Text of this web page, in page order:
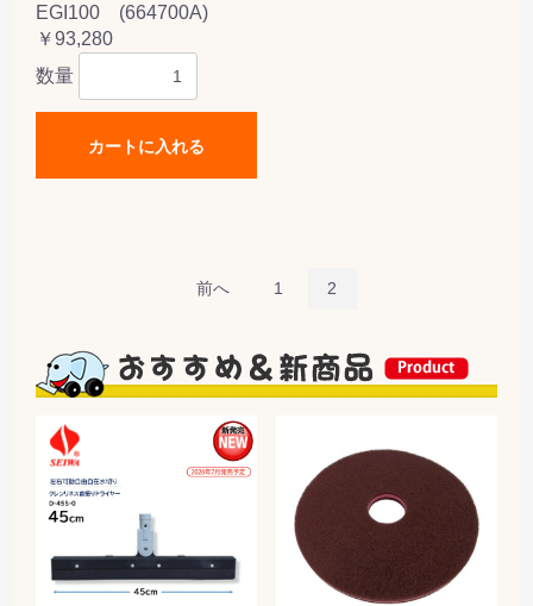
EGI100 (664700A)
￥93,280
数量
カートに入れる
前へ 1 2